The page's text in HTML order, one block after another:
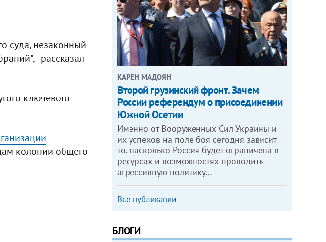
суда, незаконный
- рассказал
ключевого
колонии общего
КАРЕН МАДОЯН
Второй грузинский фронт. Зачем
России референдум о присоединении
Южной Осетии
Именно от Вооруженных Сил Украины и
их успехов на поле боя сегодня зависит
то, насколько Россия будет ограничена в
ресурсах и возможностях проводить
агрессивную политику…
Все публикации
БЛОГИ